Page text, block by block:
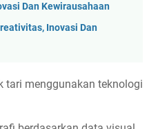
Dan Kewirausahaan
Inovasi Dan
tari menggunakan teknologi